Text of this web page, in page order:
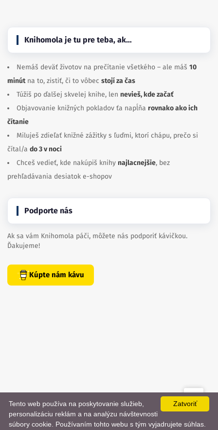
Knihomola je tu pre teba, ak…
Nemáš deväť životov na prečítanie všetkého – ale máš 10
minútna to, zistiť, či to vôbec stojí za čas
Túžiš po ďalšej skvelej knihe, len nevieš, kde začať
Objavovanie knižných pokladov ťa napĺňa rovnako ako ich
čítanie
Miluješ zdieľať knižné zážitky s ľuďmi, ktorí chápu, prečo si
čítal/a do 3 v noci
Chceš vedieť, kde nakúpiš knihy najlacnejšie, bez
prehľadávania desiatok e-shopov
Podporte nás
Ak sa vám Knihomola páči, môžete nás podporiť kávičkou.
Ďakujeme!
Kúpte nám kávu
created bydanielhrenak.sk
📨
Zatvoriť
Tento web používa na poskytovanie služieb,
personalizáciu reklám a na analýzu návštevnosti
súbory cookie. Používaním tohto webu s tým vyjadrujete súhlas.